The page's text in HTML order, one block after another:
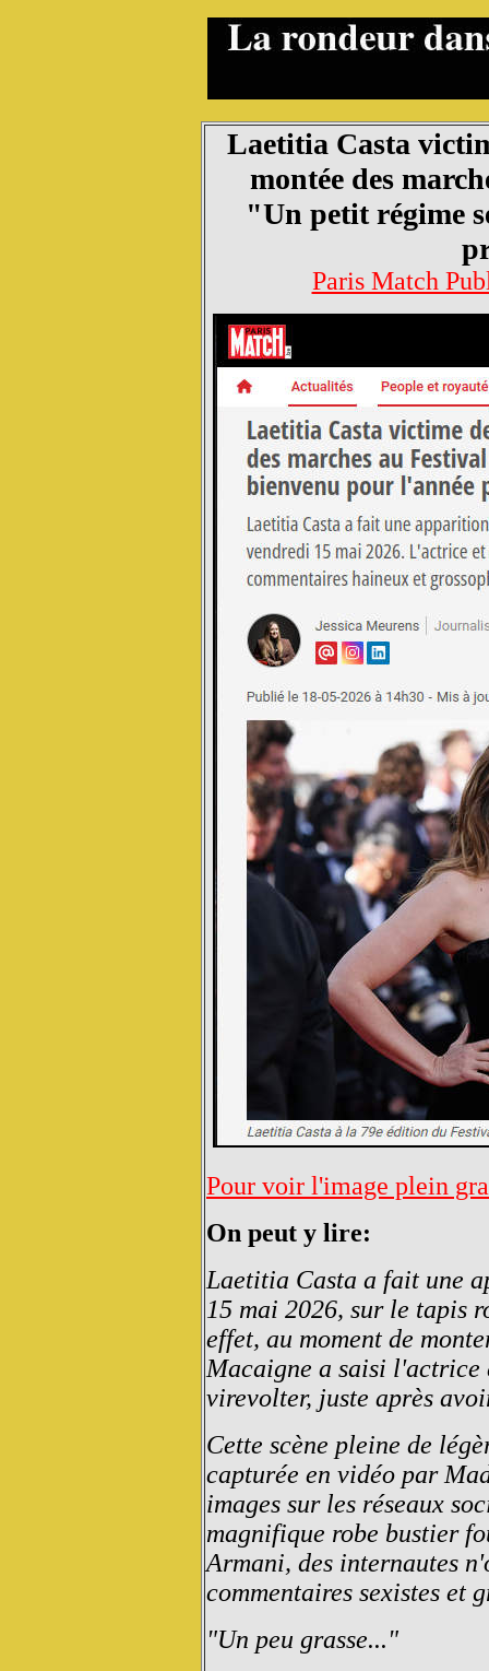
Laetitia Casta
montée des
"Un petit régime
Paris Match
Pour voir l'image plein
On peut y lire:
Laetitia Casta a fait une
15 mai 2026, sur le tapis
effet, au moment de
Macaigne a saisi l'actrice
virevolter, juste après
Cette scène pleine de
capturée en vidéo par
images sur les réseaux
magnifique robe bustier
Armani, des internautes
commentaires sexistes et
"Un peu grasse..."